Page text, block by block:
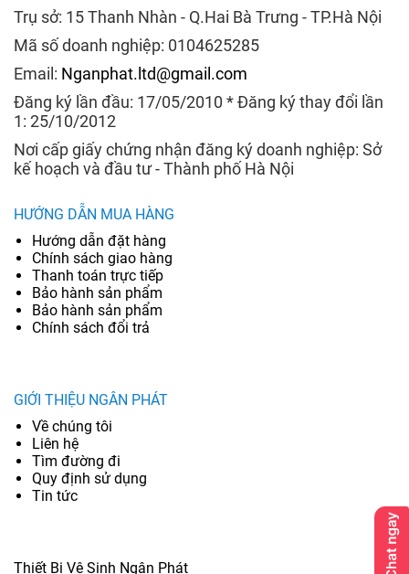
Trụ sở: 15 Thanh Nhàn - Q.Hai Bà Trưng - TP.Hà Nội
Mã số doanh nghiệp: 0104625285
Email: Nganphat.ltd@gmail.com
Đăng ký lần đầu: 17/05/2010 * Đăng ký thay đổi lần
1: 25/10/2012
Nơi cấp giấy chứng nhận đăng ký doanh nghiệp: Sở
kế hoạch và đầu tư - Thành phố Hà Nội
HƯỚNG DẪN MUA HÀNG
Hướng dẫn đặt hàng
Chính sách giao hàng
Thanh toán trực tiếp
Bảo hành sản phẩm
Bảo hành sản phẩm
Chính sách đổi trả
GIỚI THIỆU NGÂN PHÁT
Về chúng tôi
Liên hệ
Tìm đường đi
Quy định sử dụng
Tin tức
Thiết Bị Vệ Sinh Ngân Phát